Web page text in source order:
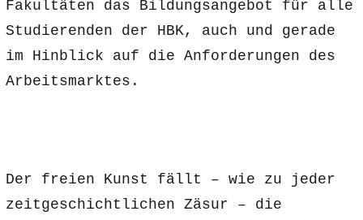
Fakultäten das Bildungsangebot für alle
Studierenden der HBK, auch und gerade
im Hinblick auf die Anforderungen des
Arbeitsmarktes.
Der freien Kunst fällt – wie zu jeder
zeitgeschichtlichen Zäsur – die